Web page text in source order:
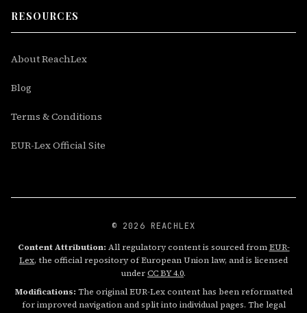
RESOURCES
About ReachLex
Blog
Terms & Conditions
EUR-Lex Official Site
© 2026 REACHLEX
Content Attribution: All regulatory content is sourced fromEUR-
Lex, the official repository of European Union law, and is licensed
underCC BY 4.0.
Modifications: The original EUR-Lex content has been reformatted
for improved navigation and split into individual pages. The legal